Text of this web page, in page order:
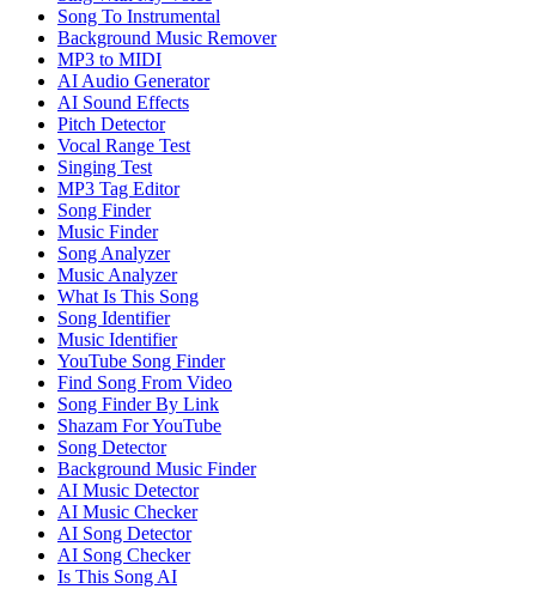
Song To Instrumental
Background Music Remover
MP3 to MIDI
AI Audio Generator
AI Sound Effects
Pitch Detector
Vocal Range Test
Singing Test
MP3 Tag Editor
Song Finder
Music Finder
Song Analyzer
Music Analyzer
What Is This Song
Song Identifier
Music Identifier
YouTube Song Finder
Find Song From Video
Song Finder By Link
Shazam For YouTube
Song Detector
Background Music Finder
AI Music Detector
AI Music Checker
AI Song Detector
AI Song Checker
Is This Song AI